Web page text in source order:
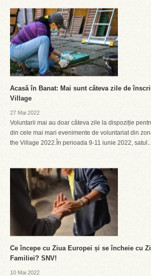
Acasă în Banat: Mai sunt câteva zile de
Village
27 Mai 2022
Voluntarii mai au doar câteva zile la dispoziție
din cele mai mari evenimente de voluntariat din
the Village 2022.În perioada 9-11 iunie 2022,
Ce începe cu Ziua Europei și se încheie cu
Familiei? SNV!
10 Mai 2022